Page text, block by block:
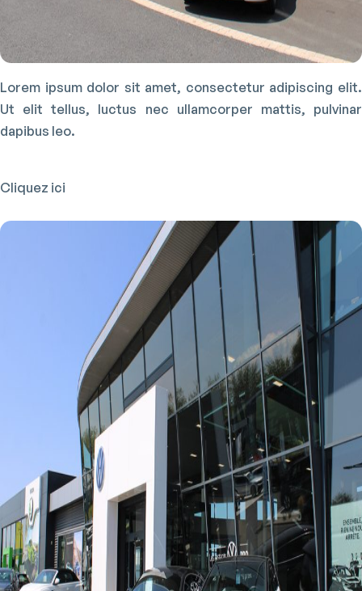
Lorem ipsum dolor sit amet, consectetur adipiscing elit.
Ut elit tellus, luctus nec ullamcorper mattis, pulvinar
dapibus leo.
Cliquez ici